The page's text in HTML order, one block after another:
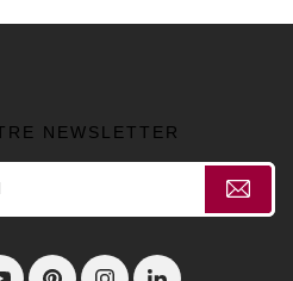
NEWSLETTER